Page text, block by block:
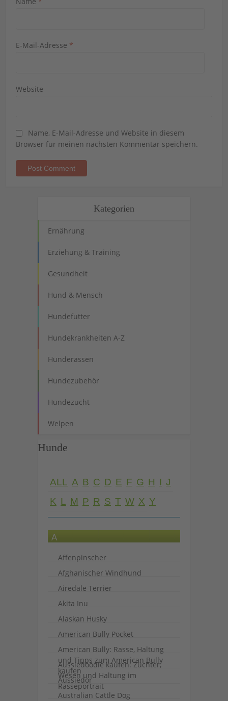
E-Mail-Adresse *
Website
Name, E-Mail-Adresse und Website in diesem
Browser für meinen nächsten Kommentar speichern.
Kategorien
Ernährung
Erziehung & Training
Gesundheit
Hund & Mensch
Hundefutter
Hundekrankheiten A-Z
Hunderassen
Hundezubehör
Hundezucht
Welpen
Hunde
ALL A B C D E F G H I J
K L M P R S T W X Y
A
Affenpinscher
Afghanischer Windhund
Airedale Terrier
Akita Inu
Alaskan Husky
American Bully Pocket
American Bully: Rasse, Haltung
und Tipps zum American Bully
kaufen
Aussiedoodle kaufen: Züchter,
Wesen und Haltung im
Rasseportrait
Aussiedor
Australian Cattle Dog